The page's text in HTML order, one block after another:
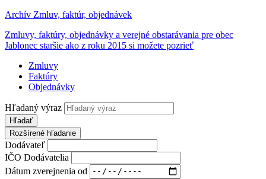
Archív Zmluv, faktúr, objednávek
Zmluvy, faktúry, objednávky a verejné obstarávania pre obec
Jablonec staršie ako z roku 2015 si možete pozrieť
Zmluvy
Faktúry
Objednávky
Hľadaný výraz
Hľadať
Rozšírené hľadanie
Dodávateľ
IČO Dodávatelia
Dátum zverejnenia od